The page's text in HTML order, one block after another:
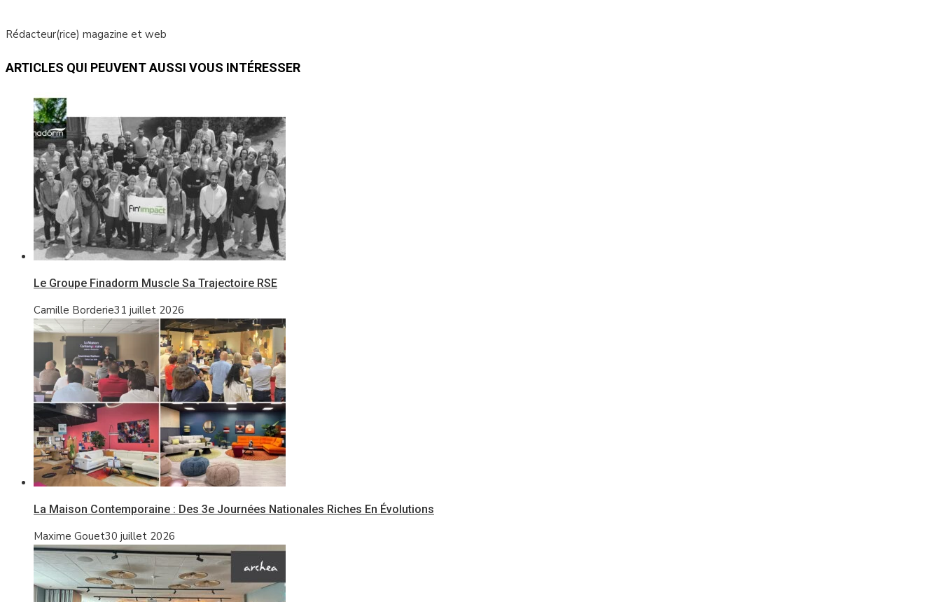
Rédacteur(rice) magazine et web
ARTICLES QUI PEUVENT AUSSI VOUS INTÉRESSER
Le Groupe Finadorm Muscle Sa Trajectoire RSE
Camille Borderie31 juillet 2026
La Maison Contemporaine : Des 3e Journées Nationales Riches En Évolutions
Maxime Gouet30 juillet 2026